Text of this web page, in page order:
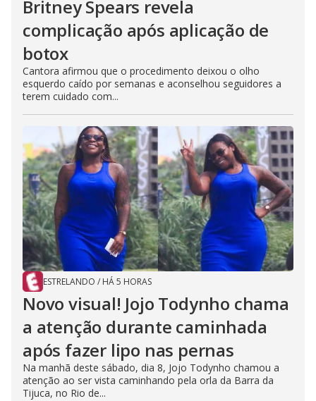
Britney Spears revela
complicação após aplicação de
botox
Cantora afirmou que o procedimento deixou o olho
esquerdo caído por semanas e aconselhou seguidores a
terem cuidado com...
ESTRELANDO / HÁ 5 HORAS
Novo visual! Jojo Todynho chama
a atenção durante caminhada
após fazer lipo nas pernas
Na manhã deste sábado, dia 8, Jojo Todynho chamou a
atenção ao ser vista caminhando pela orla da Barra da
Tijuca, no Rio de...